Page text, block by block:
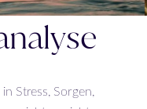
Stress, Sorgen,